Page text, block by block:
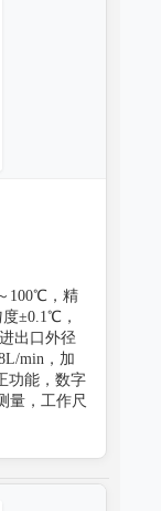
100℃，精
±0.1℃，
出口外径
min，加
功能，数字
量，工作尺